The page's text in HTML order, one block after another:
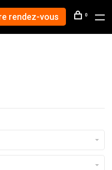
rendez-vous 0